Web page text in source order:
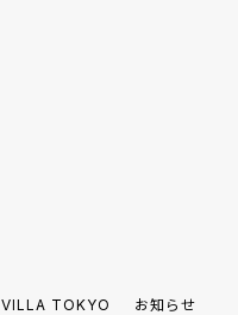
VILLA TOKYO お知らせ